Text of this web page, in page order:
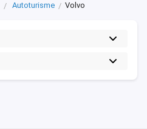
Autoturisme Volvo